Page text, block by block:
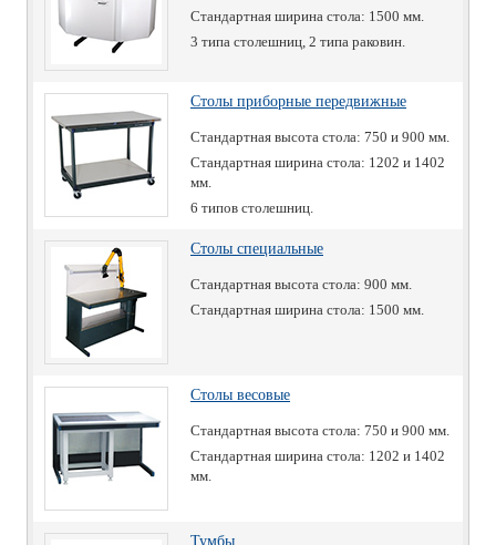
Стандартная ширина стола: 1500 мм.
3 типа столешниц, 2 типа раковин.
Столы приборные передвижные
Стандартная высота стола: 750 и 900 мм.
Стандартная ширина стола: 1202 и 1402
мм.
6 типов столешниц.
Столы специальные
Стандартная высота стола: 900 мм.
Стандартная ширина стола: 1500 мм.
Столы весовые
Стандартная высота стола: 750 и 900 мм.
Стандартная ширина стола: 1202 и 1402
мм.
Тумбы